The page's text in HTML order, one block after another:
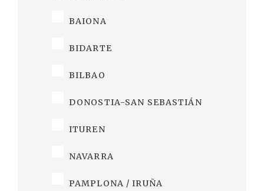
BAIONA
BIDARTE
BILBAO
DONOSTIA-SAN SEBASTIÁN
ITUREN
NAVARRA
PAMPLONA / IRUÑA